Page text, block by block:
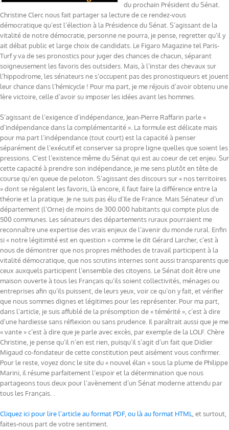
du prochain Président du Sénat.
Christine Clerc nous fait partager sa lecture de ce rendez-vous
démocratique qu’est l’élection à la Présidence du Sénat. S’agissant de la
vitalité de notre démocratie, personne ne pourra, je pense, regretter qu’il y
ait débat public et large choix de candidats. Le Figaro Magazine tel Paris-
Turf y va de ses pronostics pour juger des chances de chacun, séparant
soigneusement les favoris des outsiders. Mais, à l’instar des chevaux sur
l’hippodrome, les sénateurs ne s’occupent pas des pronostiqueurs et jouent
leur chance dans l’hémicycle ! Pour ma part, je me réjouis d’avoir obtenu une
1ère victoire, celle d’avoir su imposer les idées avant les hommes.
S’agissant de l’exigence d’indépendance, Jean-Pierre Raffarin parle «
d’indépendance dans la complémentarité ». La formule est délicate mais
pour ma part l’indépendance (tout court) est la capacité à penser
séparément de l’exécutif et conserver sa propre ligne quelles que soient les
pressions. C’est l’existence même du Sénat qui est au coeur de cet enjeu. Sur
cette capacité à prendre son indépendance, je me sens plutôt en tête de
course qu’en queue de peloton. S’agissant des discours sur « nos territoires
» dont se régalent les favoris, là encore, il faut faire la différence entre la
théorie et la pratique. Je ne suis pas élu d’Ile de France. Mais Sénateur d’un
département (l’Orne) de moins de 300.000 habitants qui compte plus de
500 communes. Les sénateurs des départements ruraux pourraient me
reconnaître une expertise des vrais enjeux de l’avenir du monde rural. Enfin
si « notre légitimité est en question » comme le dit Gérard Larcher, c’est à
nous de démontrer que nos propres méthodes de travail participent à la
vitalité démocratique, que nos scrutins internes sont aussi transparents que
ceux auxquels participent l’ensemble des citoyens. Le Sénat doit être une
maison ouverte à tous les Français qu’ils soient collectivités, ménages ou
entreprises afin qu’ils puissent, de leurs yeux, voir ce qu’on y fait, et vérifier
que nous sommes dignes et légitimes pour les représenter. Pour ma part,
dans l’article, je suis affublé de la présomption de « témérité », c’est à dire
d’une hardiesse sans réflexion ou sans prudence. Il paraîtrait aussi que je me
« vante » c’est à dire que je parle avec excès, par exemple de la LOLF. Chère
Christine, je pense qu’il n’en est rien, puisqu’il s’agit d’un fait que Didier
Migaud co-fondateur de cette constitution peut aisément vous confirmer.
Pour le reste, voyez donc le site du « nouvel élan » sous la plume de Philippe
Marini, il résume parfaitement l’espoir et la détermination que nous
partageons tous deux pour l’avènement d’un Sénat moderne attendu par
tous les Français. .
Cliquez ici pour lire l’article au format PDF, ou là au format HTML , et surtout,
faites-nous part de votre sentiment.